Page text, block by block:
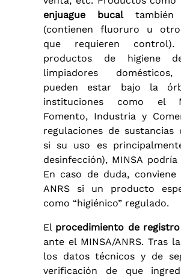
enjuague bucaltambién
(contienen fluoruro u
que requieren
productos de higiene
limpiadores domésticos,
pueden estar bajo la
instituciones como el
Fomento, Industria y
regulaciones de sustancias
si su uso es
desinfección), MINSA
En caso de duda,
ANRS si un producto
como “higiénico” regulado.
El procedimiento de registro
ante el MINSA/ANRS. Tras
los datos técnicos y de
verificación de que